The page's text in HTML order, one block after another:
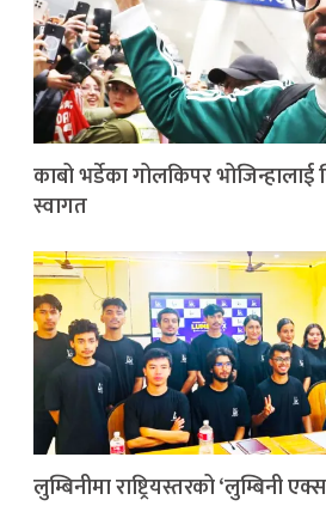
काबो भर्डेका गोलकिपर भोजिन्हालाई
स्वागत
लुम्बिनीमा राष्ट्रियस्तरको ‘लुम्बिनी